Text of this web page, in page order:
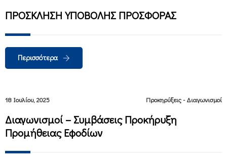
ΠΡΟΣΚΛΗΣΗ ΥΠΟΒΟΛΗΣ ΠΡΟΣΦΟΡΑΣ
Περισσότερα
18 Ιουλίου, 2025 Προκηρύξεις - Διαγωνισμοί
Διαγωνισμοί – Συμβάσεις Προκήρυξη
Προμήθειας Εφοδίων